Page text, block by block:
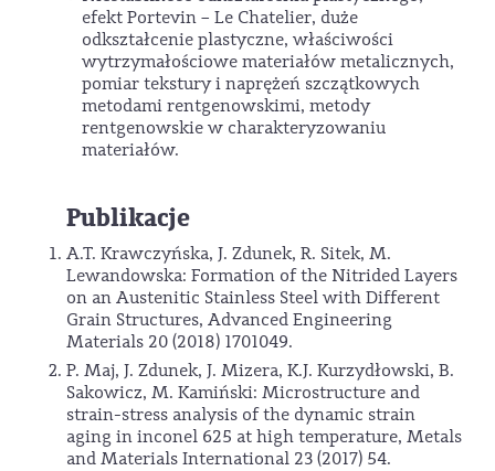
efekt Portevin – Le Chatelier, duże
odkształcenie plastyczne, właściwości
wytrzymałościowe materiałów metalicznych,
pomiar tekstury i naprężeń szczątkowych
metodami rentgenowskimi, metody
rentgenowskie w charakteryzowaniu
materiałów.
Publikacje
A.T. Krawczyńska, J. Zdunek, R. Sitek, M.
Lewandowska: Formation of the Nitrided Layers
on an Austenitic Stainless Steel with Different
Grain Structures, Advanced Engineering
Materials 20 (2018) 1701049.
P. Maj, J. Zdunek, J. Mizera, K.J. Kurzydłowski, B.
Sakowicz, M. Kamiński: Microstructure and
strain-stress analysis of the dynamic strain
aging in inconel 625 at high temperature, Metals
and Materials International 23 (2017) 54.